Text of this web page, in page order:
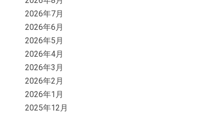
2026年7月
2026年6月
2026年5月
2026年4月
2026年3月
2026年2月
2026年1月
2025年12月